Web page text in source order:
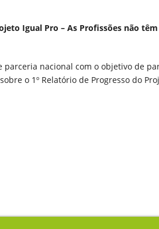
Igual Pro – As Profissões não
parceria nacional com o objetivo de
o 1º Relatório de Progresso do